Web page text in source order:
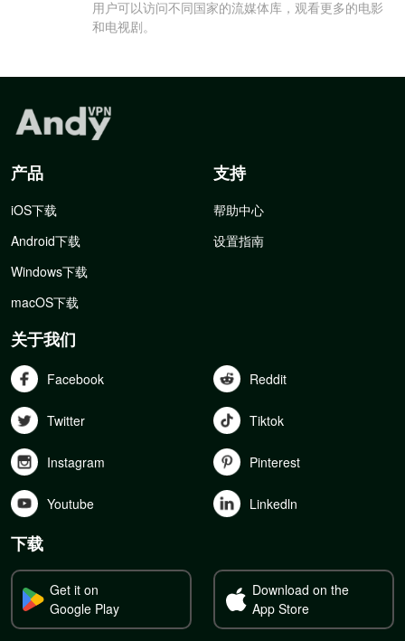
用户可以访问不同国家的流媒体库，观看更多的电影
和电视剧。
产品
iOS下载
Android下载
Windows下载
macOS下载
支持
帮助中心
设置指南
关于我们
Facebook Reddit
Twitter Tiktok
Instagram Pinterest
Youtube Linkedln
下载
Get it on
Google Play
Download on the
App Store